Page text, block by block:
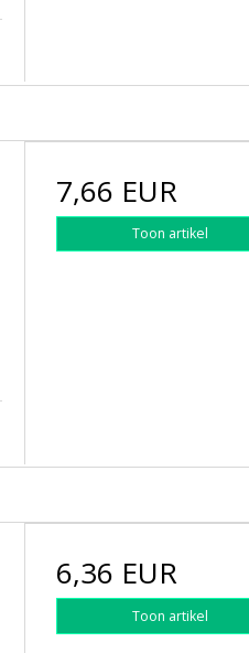
7,66 EUR
Toon artikel
6,36 EUR
Toon artikel